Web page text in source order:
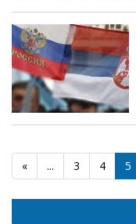
« ... 3 4 5